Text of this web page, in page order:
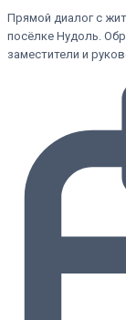
Прямой диалог с
посёлке Нудоль.
заместители и